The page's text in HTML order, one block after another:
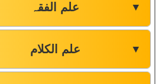
علم الفقہ ▼
علم الکلام ▼